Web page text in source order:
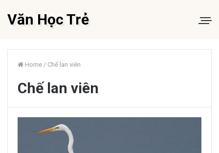
Văn Học Trẻ
Home / Chế lan viên
Chế lan viên